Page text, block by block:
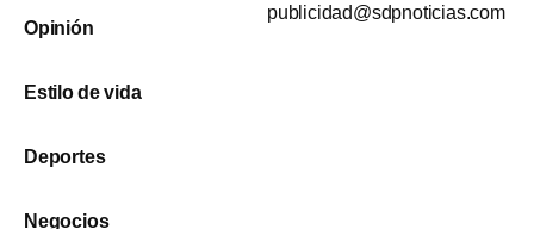
Opinión
Estilo de vida
Deportes
Negocios
publicidad@sdpnoticias.com